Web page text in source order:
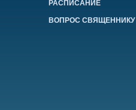
РАСПИСАНИЕ
ВОПРОС СВЯЩЕННИКУ